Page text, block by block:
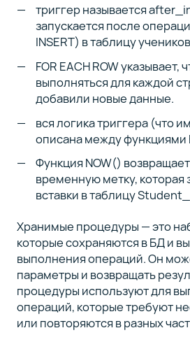
триггер называется
запускается после
INSERT) в таблицу
FOR EACH ROW указывает,
выполняться для каждой
добавили новые данные.
вся логика триггера (что
описана между функциями
Функция NOW()
временную метку, которая
вставки в таблицу
Хранимые процедуры — это
которые сохраняются в БД и
выполнения операций. Он
параметры и возвращать
процедуры используют для
операций, которые требуют
или повторяются в разных